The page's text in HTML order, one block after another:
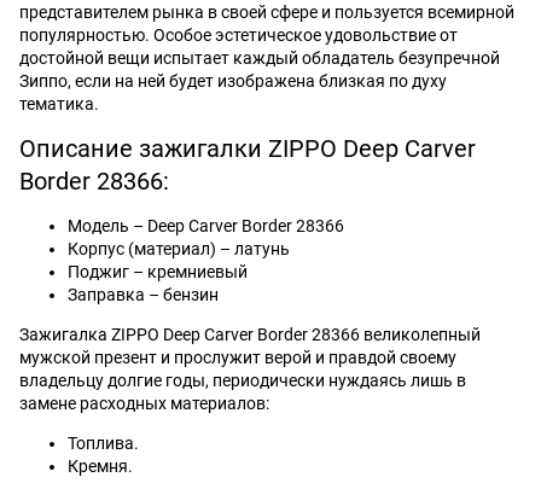
представителем рынка в своей сфере и пользуется всемирной
популярностью. Особое эстетическое удовольствие от
достойной вещи испытает каждый обладатель безупречной
Зиппо, если на ней будет изображена близкая по духу
тематика.
Описание зажигалки ZIPPO Deep Carver
Border 28366:
Модель – Deep Carver Border 28366
Корпус (материал) – латунь
Поджиг – кремниевый
Заправка – бензин
Зажигалка ZIPPO Deep Carver Border 28366 великолепный
мужской презент и прослужит верой и правдой своему
владельцу долгие годы, периодически нуждаясь лишь в
замене расходных материалов:
Топлива.
Кремня.